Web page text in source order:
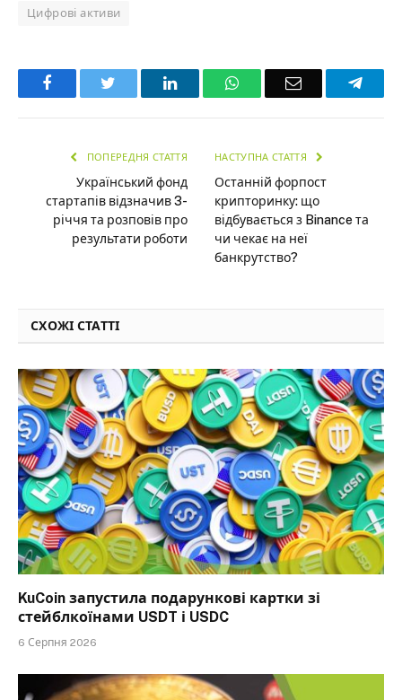
Цифрові активи
Facebook LinkedInWhatsAppEmail
ПОПЕРЕДНЯ СТАТТЯ
Український фонд
стартапів відзначив 3-
річчя та розповів про
результати роботи
НАСТУПНА СТАТТЯ
Останній форпост
крипторинку: що
відбувається з Binance та
чи чекає на неї
банкрутство?
СХОЖІ СТАТТІ
KuCoin запустила подарункові картки зі
стейблкоїнами USDT і USDC
6 Серпня 2026